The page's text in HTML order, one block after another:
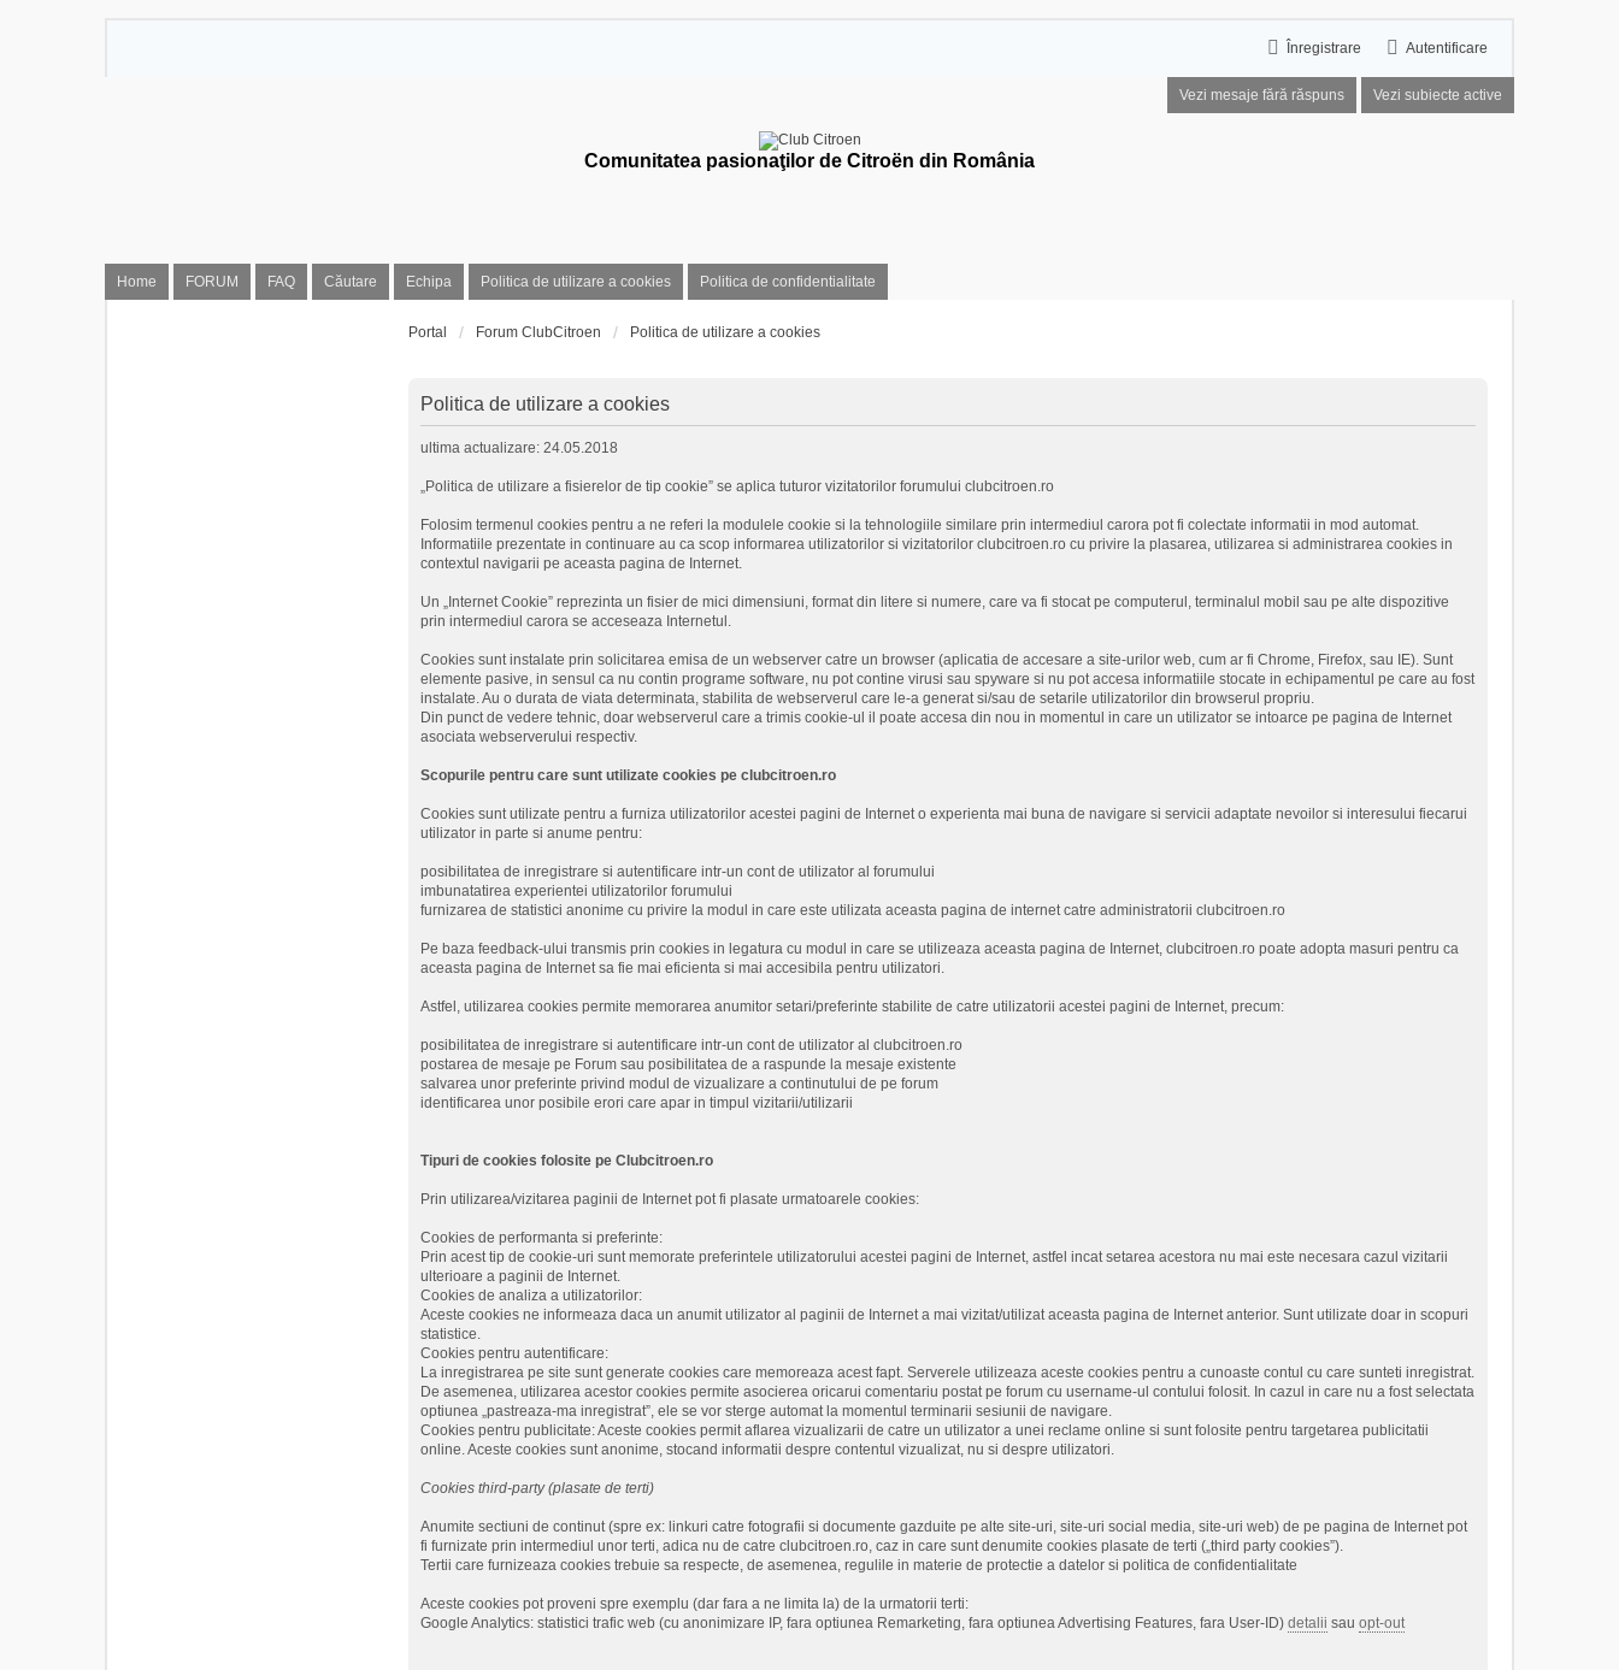
Autentificare
Înregistrare
Vezi mesaje fără răspuns Vezi subiecte active
Home FORUM FAQ Căutare Echipa Politica de utilizare a cookies Politica de confidentialitate
Comunitatea pasionaţilor de Citroën din România
Portal Forum ClubCitroen Politica de utilizare a cookies
Politica de utilizare a cookies
ultima actualizare: 24.05.2018
„Politica de utilizare a fisierelor de tip cookie” se aplica tuturor vizitatorilor forumului clubcitroen.ro
Folosim termenul cookies pentru a ne referi la modulele cookie si la tehnologiile similare prin intermediul carora pot fi colectate informatii in mod automat.
Informatiile prezentate in continuare au ca scop informarea utilizatorilor si vizitatorilor clubcitroen.ro cu privire la plasarea, utilizarea si administrarea cookies in
contextul navigarii pe aceasta pagina de Internet.
Un „Internet Cookie” reprezinta un fisier de mici dimensiuni, format din litere si numere, care va fi stocat pe computerul, terminalul mobil sau pe alte dispozitive
prin intermediul carora se acceseaza Internetul.
Cookies sunt instalate prin solicitarea emisa de un webserver catre un browser (aplicatia de accesare a site-urilor web, cum ar fi Chrome, Firefox, sau IE). Sunt
elemente pasive, in sensul ca nu contin programe software, nu pot contine virusi sau spyware si nu pot accesa informatiile stocate in echipamentul pe care au fost
instalate. Au o durata de viata determinata, stabilita de webserverul care le-a generat si/sau de setarile utilizatorilor din browserul propriu.
Din punct de vedere tehnic, doar webserverul care a trimis cookie-ul il poate accesa din nou in momentul in care un utilizator se intoarce pe pagina de Internet
asociata webserverului respectiv.
Scopurile pentru care sunt utilizate cookies pe clubcitroen.ro
Cookies sunt utilizate pentru a furniza utilizatorilor acestei pagini de Internet o experienta mai buna de navigare si servicii adaptate nevoilor si interesului fiecarui
utilizator in parte si anume pentru:
posibilitatea de inregistrare si autentificare intr-un cont de utilizator al forumului
imbunatatirea experientei utilizatorilor forumului
furnizarea de statistici anonime cu privire la modul in care este utilizata aceasta pagina de internet catre administratorii clubcitroen.ro
Pe baza feedback-ului transmis prin cookies in legatura cu modul in care se utilizeaza aceasta pagina de Internet, clubcitroen.ro poate adopta masuri pentru ca
aceasta pagina de Internet sa fie mai eficienta si mai accesibila pentru utilizatori.
Astfel, utilizarea cookies permite memorarea anumitor setari/preferinte stabilite de catre utilizatorii acestei pagini de Internet, precum:
posibilitatea de inregistrare si autentificare intr-un cont de utilizator al clubcitroen.ro
postarea de mesaje pe Forum sau posibilitatea de a raspunde la mesaje existente
salvarea unor preferinte privind modul de vizualizare a continutului de pe forum
identificarea unor posibile erori care apar in timpul vizitarii/utilizarii
Tipuri de cookies folosite pe Clubcitroen.ro
Prin utilizarea/vizitarea paginii de Internet pot fi plasate urmatoarele cookies:
Cookies de performanta si preferinte:
Prin acest tip de cookie-uri sunt memorate preferintele utilizatorului acestei pagini de Internet, astfel incat setarea acestora nu mai este necesara cazul vizitarii
ulterioare a paginii de Internet.
Cookies de analiza a utilizatorilor:
Aceste cookies ne informeaza daca un anumit utilizator al paginii de Internet a mai vizitat/utilizat aceasta pagina de Internet anterior. Sunt utilizate doar in scopuri
statistice.
Cookies pentru autentificare:
La inregistrarea pe site sunt generate cookies care memoreaza acest fapt. Serverele utilizeaza aceste cookies pentru a cunoaste contul cu care sunteti inregistrat.
De asemenea, utilizarea acestor cookies permite asocierea oricarui comentariu postat pe forum cu username-ul contului folosit. In cazul in care nu a fost selectata
optiunea „pastreaza-ma inregistrat”, ele se vor sterge automat la momentul terminarii sesiunii de navigare.
Cookies pentru publicitate: Aceste cookies permit aflarea vizualizarii de catre un utilizator a unei reclame online si sunt folosite pentru targetarea publicitatii
online. Aceste cookies sunt anonime, stocand informatii despre contentul vizualizat, nu si despre utilizatori.
Cookies third-party (plasate de terti)
Anumite sectiuni de continut (spre ex: linkuri catre fotografii si documente gazduite pe alte site-uri, site-uri social media, site-uri web) de pe pagina de Internet pot
fi furnizate prin intermediul unor terti, adica nu de catre clubcitroen.ro, caz in care sunt denumite cookies plasate de terti („third party cookies”).
Tertii care furnizeaza cookies trebuie sa respecte, de asemenea, regulile in materie de protectie a datelor si politica de confidentialitate
Aceste cookies pot proveni spre exemplu (dar fara a ne limita la) de la urmatorii terti:
Google Analytics: statistici trafic web (cu anonimizare IP, fara optiunea Remarketing, fara optiunea Advertising Features, fara User-ID) detalii sau opt-out